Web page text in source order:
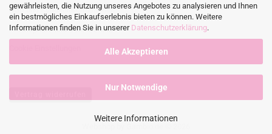
gewährleisten, die Nutzung unseres Angebotes zu analysieren und Ihnen
ein bestmögliches Einkaufserlebnis bieten zu können. Weitere
Informationen finden Sie in unserer Datenschutzerklärung.
Alle Akzeptieren
Nur Notwendige
Weitere Informationen
AGB und Kundeninformationen
Privatsphäre und Datenschutz